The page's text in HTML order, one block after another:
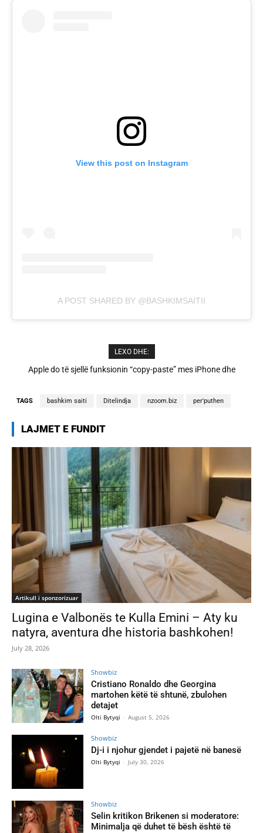
View this post on Instagram
A POST SHARED BY @BASHKIMSAITII
LEXO DHE:
Cristiano Ronaldo dhe Georgina martohen këtë të shtunë,
TAGS bashkim saiti Ditelindja nzoom.biz per'puthen
LAJMET E FUNDIT
Artikull i sponzorizuar
Lugina e Valbonës te Kulla Emini – Aty ku
natyra, aventura dhe historia bashkohen!
July 28, 2026
Showbiz
Cristiano Ronaldo dhe Georgina
martohen këtë të shtunë, zbulohen
detajet
Olti Bytyqi - August 5, 2026
Showbiz
Dj-i i njohur gjendet i pajetë në banesë
Olti Bytyqi - July 30, 2026
Showbiz
Selin kritikon Brikenen si moderatore:
Minimalja që duhet të bësh është të